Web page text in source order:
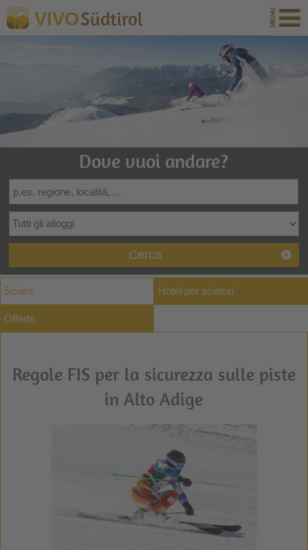
VIVOSüdtirol
Dove vuoi andare?
Cerca
Sciare Hotel per sciatori
Offerte
Regole FIS per la sicurezza sulle piste
in Alto Adige